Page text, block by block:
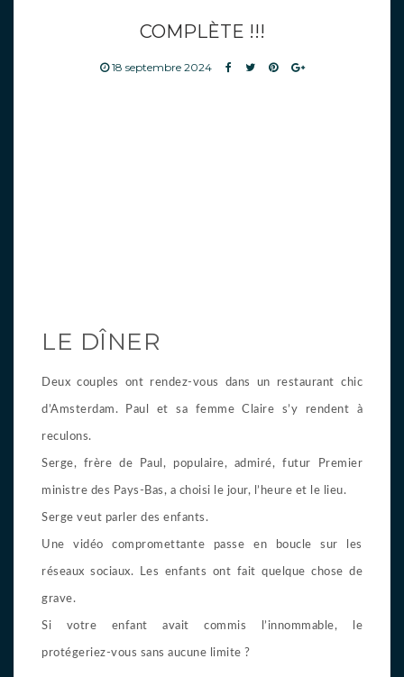
COMPLÈTE !!!
18 septembre 2024
LE DÎNER
Deux couples ont rendez-vous dans un restaurant chic
d’Amsterdam. Paul et sa femme Claire s’y rendent à
reculons.
Serge, frère de Paul, populaire, admiré, futur Premier
ministre des Pays-Bas, a choisi le jour, l’heure et le lieu.
Serge veut parler des enfants.
Une vidéo compromettante passe en boucle sur les
réseaux sociaux. Les enfants ont fait quelque chose de
grave.
Si votre enfant avait commis l’innommable, le
protégeriez-vous sans aucune limite ?